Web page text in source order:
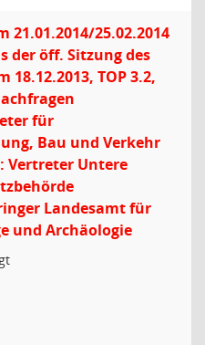
21.01.2014/25.02.2014
der öff. Sitzung des
18.12.2013, TOP 3.2,
für
Bau und Verkehr
Vertreter Untere
Landesamt für
und Archäologie